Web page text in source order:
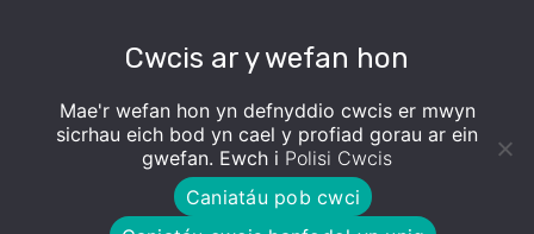
Cwcis ar y wefan hon
Mae'r wefan hon yn defnyddio cwcis er mwyn
sicrhau eich bod yn cael y profiad gorau ar ein
gwefan. Ewch i Polisi Cwcis
Caniatáu pob cwci